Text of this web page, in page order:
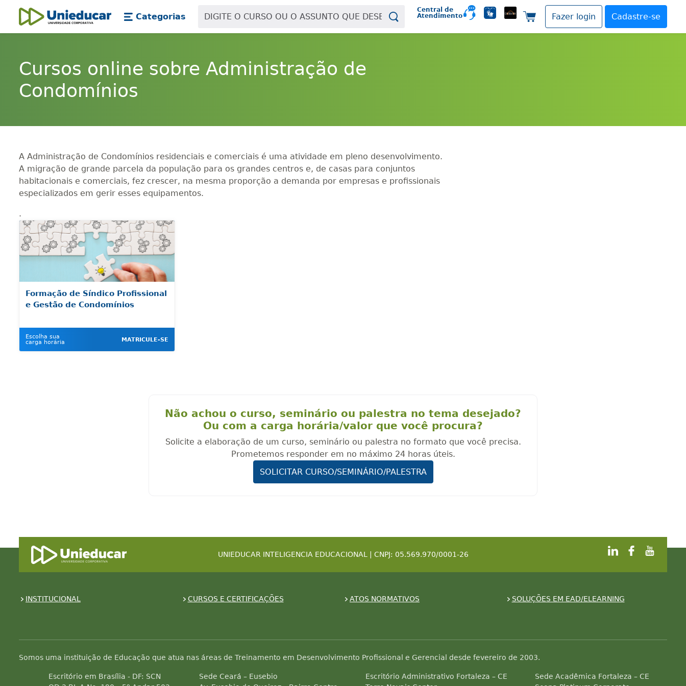
Skip main navigation
Skip to main content
Unieducar
Categorias
Central de
Atendimento
Carrinho de compras
Fazer login Cadastre-se
Cursos online sobre Administração de
Condomínios
A Administração de Condomínios residenciais e comerciais é uma atividade em pleno desenvolvimento.
A migração de grande parcela da população para os grandes centros e, de casas para conjuntos
habitacionais e comerciais, fez crescer, na mesma proporção a demanda por empresas e profissionais
especializados em gerir esses equipamentos.
.
Formação de Síndico Profissional
e Gestão de Condomínios
Escolha sua
carga horária
MATRICULE-SE
Não achou o curso, seminário ou palestra no tema desejado?
Ou com a carga horária/valor que você procura?
Solicite a elaboração de um curso, seminário ou palestra no formato que você precisa.
Prometemos responder em no máximo 24 horas úteis.
SOLICITAR CURSO/SEMINÁRIO/PALESTRA
UNIEDUCAR INTELIGENCIA EDUCACIONAL | CNPJ: 05.569.970/0001-26
INSTITUCIONAL CURSOS E CERTIFICAÇÕES ATOS NORMATIVOS SOLUÇÕES EM EAD/ELEARNING
Somos uma instituição de Educação que atua nas áreas de Treinamento em Desenvolvimento Profissional e Gerencial desde fevereiro de 2003.
Escritório em Brasília - DF: SCN
Sede Ceará – Eusebio
Escritório Administrativo Fortaleza – CE
Sede Acadêmica Fortaleza – CE